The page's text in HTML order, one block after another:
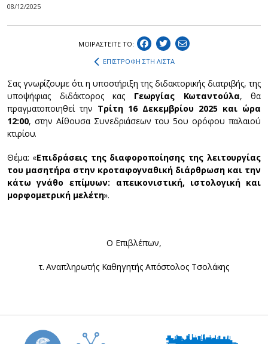
08/12/2025
ΜΟΙΡΑΣΤEIΤΕ ΤΟ:
ΕΠΙΣΤΡΟΦΗ ΣΤΗ ΛΙΣΤΑ
Σας γνωρίζουμε ότι η υποστήριξη της διδακτορικής διατριβής, της
υποψήφιας διδάκτορος κας Γεωργίας Κωταντούλα, θα
πραγματοποιηθεί την Τρίτη 16 Δεκεμβρίου 2025 και ώρα
12:00, στην Αίθουσα Συνεδριάσεων του 5ου ορόφου παλαιού
κτιρίου.
Θέμα: «Επιδράσεις της διαφοροποίησης της λειτουργίας
του μασητήρα στην κροταφογναθική διάρθρωση και την
κάτω γνάθο επίμυων: απεικονιστική, ιστολογική και
μορφομετρική μελέτη».
Ο Επιβλέπων,
τ. Αναπληρωτής Καθηγητής Απόστολος Τσολάκης